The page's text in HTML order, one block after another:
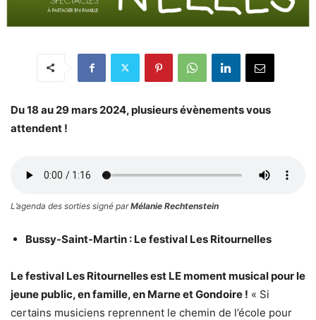
Du 18 au 29 mars 2024, plusieurs évènements vous
attendent !
L’agenda des sorties signé parMélanie Rechtenstein
Bussy-Saint-Martin : Le festival Les Ritournelles
Le festival Les Ritournelles est LE moment musical pour le
jeune public, en famille, en Marne et Gondoire ! « Si
certains musiciens reprennent le chemin de l’école pour